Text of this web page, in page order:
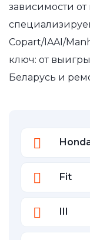
зависимости
Copart/IAAI/
ключ: от
Беларусь и
Fit
III